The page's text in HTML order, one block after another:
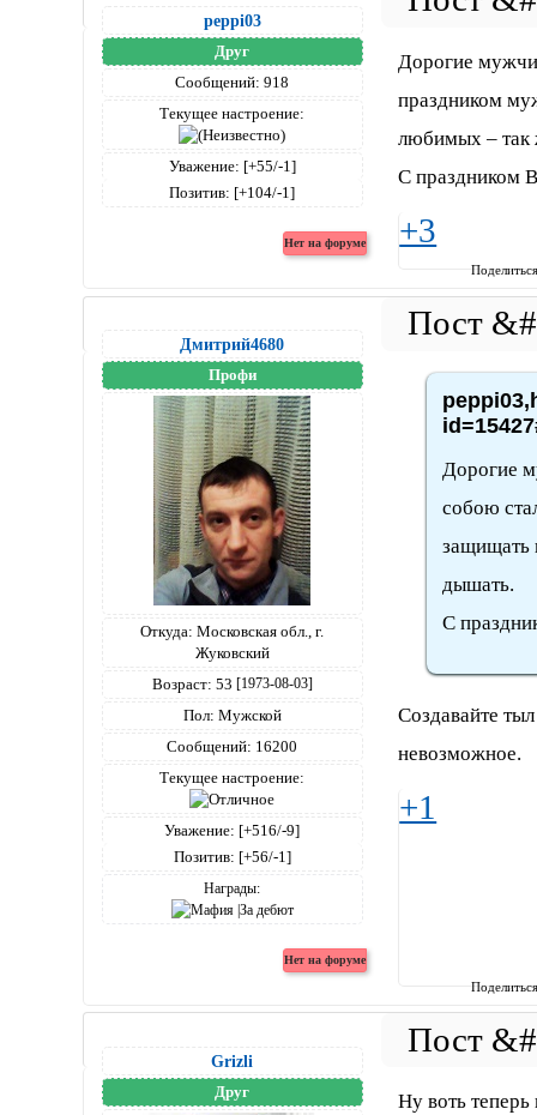
peppi03
Друг
Сообщений: 918
Текущее настроение:
Уважение: [+55/-1]
Позитив: [+104/-1]
Дорогие
праздником
любимых – так
С праздником
+3
Дмитрий4680
Профи
Откуда: Московская обл., г.
Жуковский
Возраст: 53 [1973-08-03]
Пол: Мужской
Сообщений: 16200
Текущее настроение:
Уважение: [+516/-9]
Позитив: [+56/-1]
Награды:
Дорогие
собою
защищать
дышать.
С
Создавайте
невозможное.
+1
Grizli
Друг Ну воть